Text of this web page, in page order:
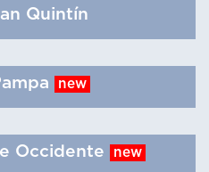
Quintín
new
Occidente new